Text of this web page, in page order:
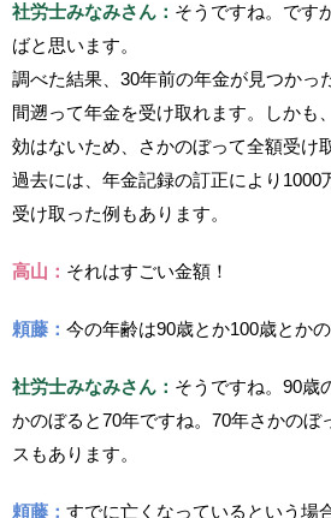
社労士みなみさん： そうですね。です
ばと思います。
調べた結果、30年前の年金が見つかっ
間遡って年金を受け取れます。しかも
効はないため、さかのぼって全額受け
過去には、年金記録の訂正により1000
受け取った例もあります。
高山： それはすごい金額！
頼藤： 今の年齢は90歳とか100歳とかの
社労士みなみさん： そうですね。90歳
かのぼると70年ですね。70年さかのぼ
スもあります。
頼藤： すでに亡くなっているという場